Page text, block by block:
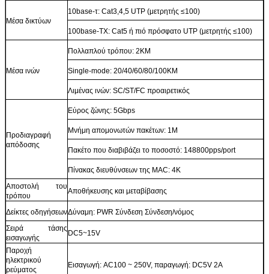
Μέσα δικτύων
10base-τ: Cat3,4,5 UTP (μετρητής ≤100)
100base-TX: Cat5 ή πιό πρόσφατο UTP (μετρητής ≤100)
Μέσα ινών
Πολλαπλού τρόπου: 2KM
Single-mode: 20/40/60/80/100KM
Λιμένας ινών: SC/ST/FC προαιρετικός
Προδιαγραφή
απόδοσης
Εύρος ζώνης: 5Gbps
Μνήμη απομονωτών πακέτων: 1M
Πακέτο που διαβιβάζει το ποσοστό: 148800pps/port
Πίνακας διευθύνσεων της MAC: 4K
Αποστολή του
τρόπου
Αποθήκευσης και μεταβίβασης
Δείκτες οδηγήσεωνΔύναμη: PWR Σύνδεση Σύνδεση/νόμος
Σειρά τάσης
εισαγωγής
DC5~15V
Παροχή
ηλεκτρικού
ρεύματος
Εισαγωγή: AC100 ~ 250V, παραγωγή: DC5V 2A